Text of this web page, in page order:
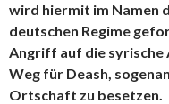
wird hiermit im Namen
deutschen Regime
Angriff auf die syrische
Weg für Deash,
Ortschaft zu besetzen.